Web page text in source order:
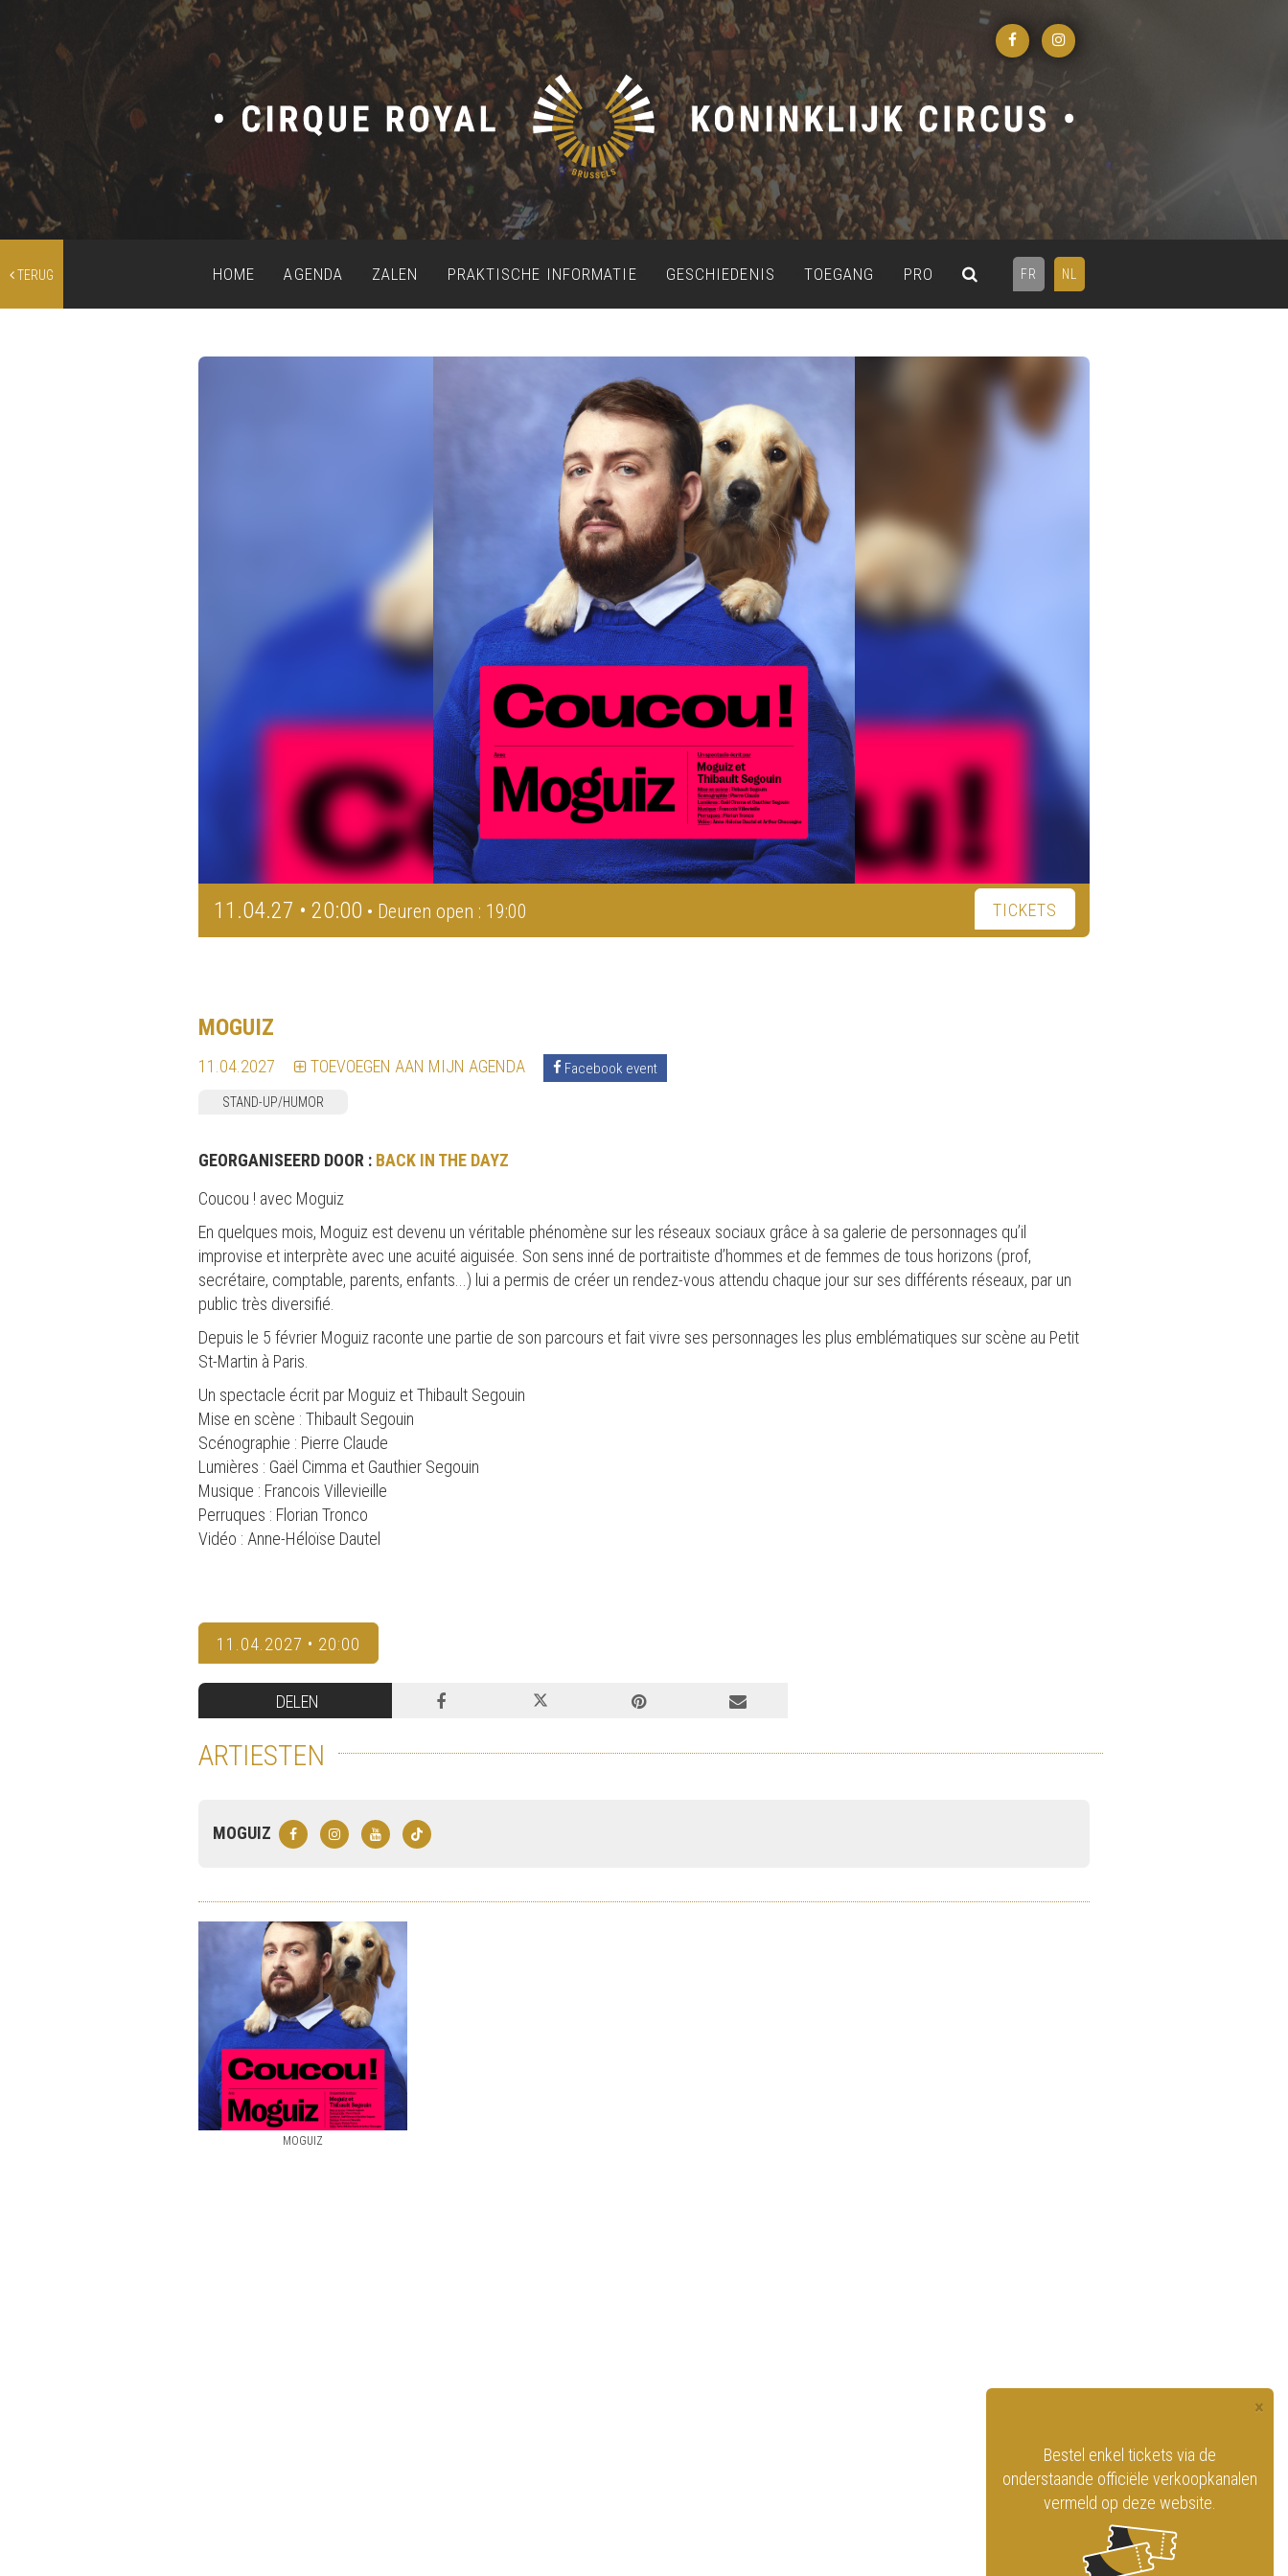
TERUG FR NL
HOME AGENDA ZALEN PRAKTISCHE INFORMATIE GESCHIEDENIS TOEGANG PRO
11.04.27 • 20:00 • Deuren open : 19:00 TICKETS
MOGUIZ
11.04.2027 TOEVOEGEN AAN MIJN AGENDA Facebook event
STAND-UP/HUMOR
GEORGANISEERD DOOR : BACK IN THE DAYZ
Coucou ! avec Moguiz
En quelques mois, Moguiz est devenu un véritable phénomène sur les réseaux sociaux grâce à sa galerie de personnages qu’il
improvise et interprète avec une acuité aiguisée. Son sens inné de portraitiste d’hommes et de femmes de tous horizons (prof,
secrétaire, comptable, parents, enfants...) lui a permis de créer un rendez-vous attendu chaque jour sur ses différents réseaux, par un
public très diversifié.
Depuis le 5 février Moguiz raconte une partie de son parcours et fait vivre ses personnages les plus emblématiques sur scène au Petit
St-Martin à Paris.
Un spectacle écrit par Moguiz et Thibault Segouin
Mise en scène : Thibault Segouin
Scénographie : Pierre Claude
Lumières : Gaël Cimma et Gauthier Segouin
Musique : Francois Villevieille
Perruques : Florian Tronco
Vidéo : Anne-Héloïse Dautel
11.04.2027 • 20:00
DELEN
ARTIESTEN
MOGUIZ
MOGUIZ
×
Bestel enkel tickets via de
onderstaande officiële verkoopkanalen
vermeld op deze website.